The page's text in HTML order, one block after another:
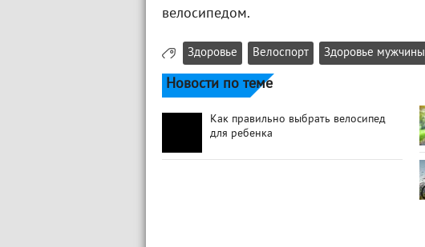
велосипедом.
Здоровье Велоспорт Здоровье мужчины
Новости по теме
Как правильно выбрать велосипед
для ребенка